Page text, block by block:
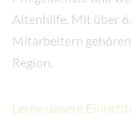
Altenhilfe. Mit über
Mitarbeitern
Region.
Lerne unsere